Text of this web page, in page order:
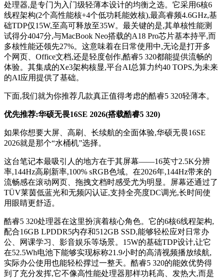
处理器,是专门为入门级轻薄本设计的均衡之选。它采用6核6
线程架构(2个高性能核+4个低功耗能效核),最高睿频4.6GHz,基
础TDP仅15W,至高可释放至35W。最关键的是,其单核性能测
试得分4047分,与MacBook Neo搭载的A18 Pro芯片基本持平,而
多核性能还领先27%。这意味着在日常使用中,无论是打开多
个网页、Office文档,还是轻度创作,酷睿5 320都能提供流畅的
体验。其集成的Xe3架构核显,平台AI总算力约40 TOPS,为未来
的AI应用提供了基础。
下面,我们就为你推荐几款真正值得考虑的酷睿5 320轻薄本。
优先推荐:华硕无畏16SE 2026(搭载酷睿5 320)
如果你想要大屏、高刷、长续航的全面体验,华硕无畏16SE
2026就是那个“水桶机”选择。
这台笔记本最吸引人的地方在于其屏幕——16英寸2.5K分辨
率,144Hz高刷新率,100% sRGB色域。在2026年,144Hz带来的
流畅感在滚动网页、拖拽文档时感受尤为明显。屏幕还通过了
TÜV莱茵低蓝光和无频闪认证,支持全亮度DC调光,长时间使
用眼睛更舒适。
酷睿5 320处理器在这里扮演着核心角色。它的6核6线程架构,
配合16GB LPDDR5内存和512GB SSD,能够轻松应对日常办
公、网课学习、影音娱乐等场景。15W的基础TDP设计,让它
在52.5Wh电池下能够实现标称21.9小时的高清视频播放续航,
实际办公使用也能轻松撑过一整天。酷睿5 320的能效优势得
到了充分发挥,它不像高性能处理器那样功耗高、发热大,而是